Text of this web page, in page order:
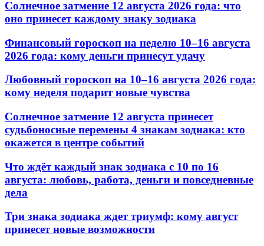
Солнечное затмение 12 августа 2026 года: что
оно принесет каждому знаку зодиака
Финансовый гороскоп на неделю 10–16 августа
2026 года: кому деньги принесут удачу
Любовный гороскоп на 10–16 августа 2026 года:
кому неделя подарит новые чувства
Солнечное затмение 12 августа принесет
судьбоносные перемены 4 знакам зодиака: кто
окажется в центре событий
Что ждёт каждый знак зодиака с 10 по 16
августа: любовь, работа, деньги и повседневные
дела
Три знака зодиака ждет триумф: кому август
принесет новые возможности